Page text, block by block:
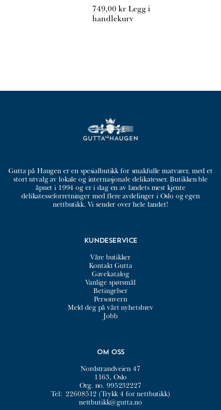
749,00kr Legg i
handlekurv
Kundeservice
Våre butikker
Kontakt Gutta
Gavekatalog
Vanlige spørsmål
Betingelser
Personvern
Meld deg på vårt nyhetsbrev
Jobb
Gutta på Haugen er en spesialbutikk for smakfulle matvarer, med et
stort utvalg av lokale og internasjonale delikatesser. Butikken ble
åpnet i 1994 og er i dag en av landets mest kjente
delikatesseforretninger med flere avdelinger i Oslo og egen
nettbutikk. Vi sender over hele landet!
Om oss
Nordstrandveien 47
1163, Oslo
Org. no. 995232227
Tel:22608512 (Trykk 4 for nettbutikk)
nettbutikk@gutta.no